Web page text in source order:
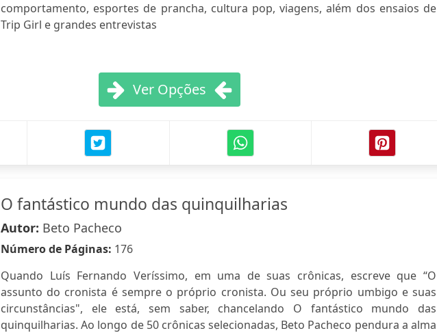
comportamento, esportes de prancha, cultura pop, viagens, além dos ensaios de
Trip Girl e grandes entrevistas
Ver Opções
O fantástico mundo das quinquilharias
Autor: Beto Pacheco
Número de Páginas: 176
Quando Luís Fernando Veríssimo, em uma de suas crônicas, escreve que “O
assunto do cronista é sempre o próprio cronista. Ou seu próprio umbigo e suas
circunstâncias", ele está, sem saber, chancelando O fantástico mundo das
quinquilharias. Ao longo de 50 crônicas selecionadas, Beto Pacheco pendura a alma